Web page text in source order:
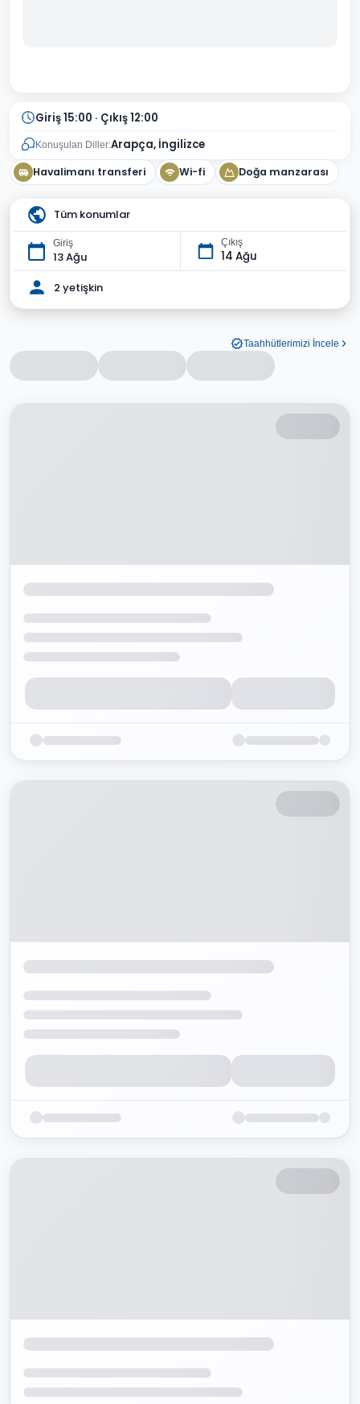
Giriş 15:00 · Çıkış 12:00
Konuşulan Diller:Arapça, İngilizce
Havalimanı transferi Wi-fi Doğa manzarası
Tüm konumlar
Giriş
13 Ağu
Çıkış
14 Ağu
2 yetişkin
Taahhütlerimizi İncele